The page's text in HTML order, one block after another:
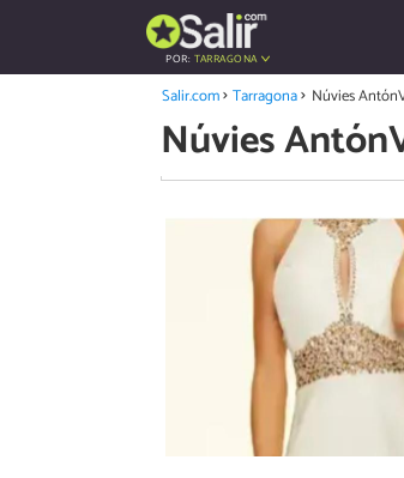
POR: TARRAGONA
Salir.com Tarragona Núvies
Núvies